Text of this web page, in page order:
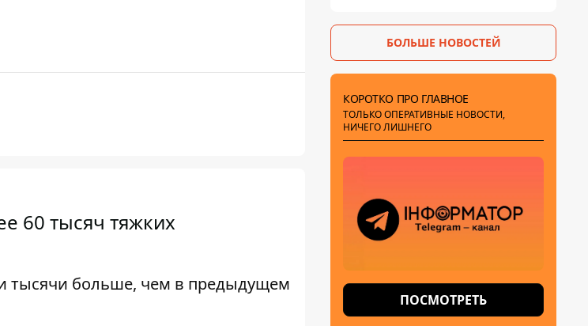
60 тысяч тяжких
тысячи больше, чем в предыдущем
БОЛЬШЕ НОВОСТЕЙ
КОРОТКО ПРО ГЛАВНОЕ
ТОЛЬКО ОПЕРАТИВНЫЕ НОВОСТИ,
НИЧЕГО ЛИШНЕГО
ПОСМОТРЕТЬ